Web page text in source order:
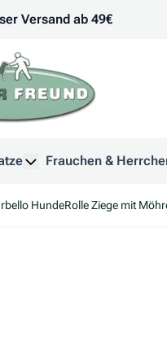
Versand ab 49€
Frauchen &
HundeRolle Ziege mit